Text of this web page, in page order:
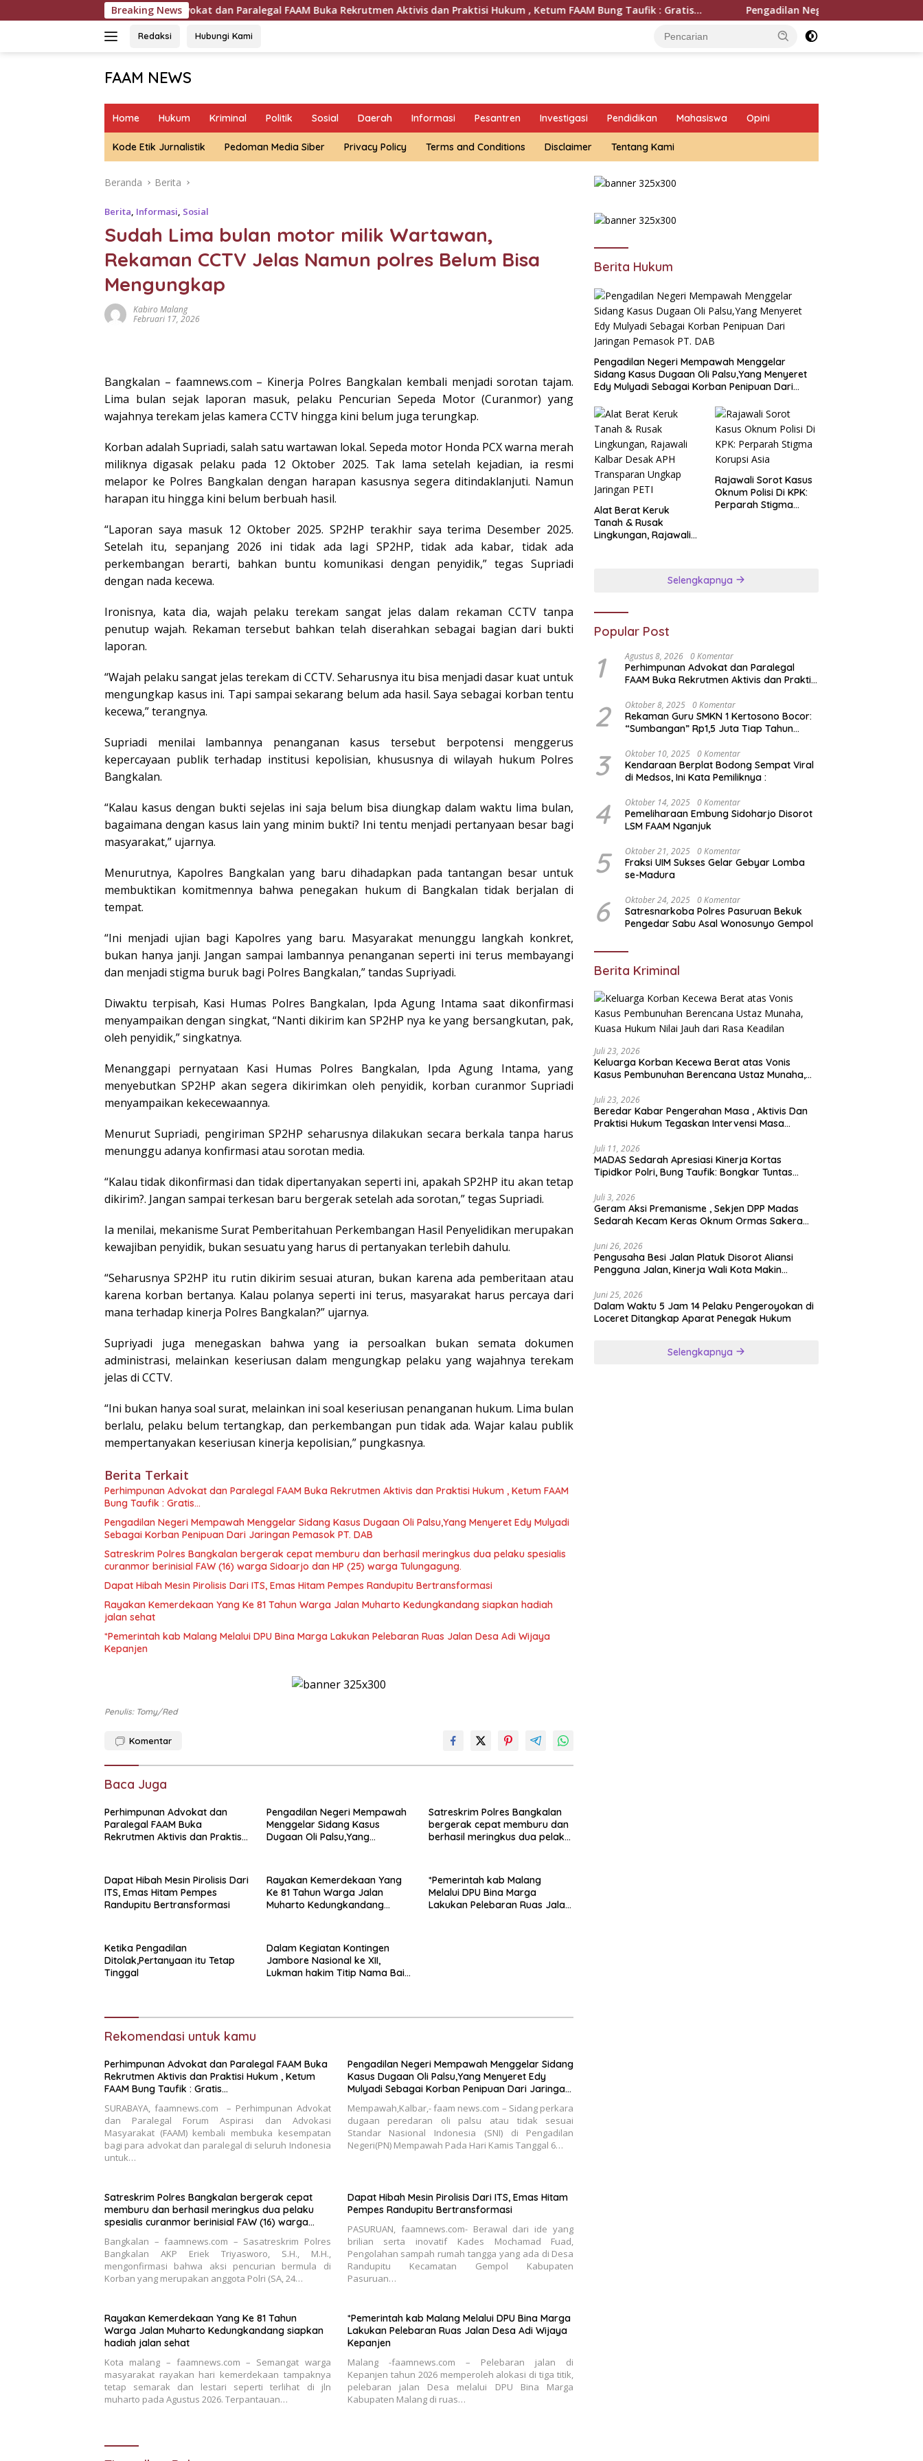
ke
Breaking News
Perhimpunan Advokat dan Paralegal FAAM Buka Rekrutmen Aktivis dan Praktisi Hukum , Ketum FAAM Bung Taufik : Gratis… Pengadilan Negeri Mempawah Menggelar Sidang
Redaksi Hubungi Kami
FAAM NEWS
Fakta,
Aspirasi
Home Hukum Kriminal Politik Sosial Daerah Informasi Pesantren Investigasi Pendidikan Mahasiswa Opini
Kode Etik Jurnalistik Pedoman Media Siber Privacy Policy Terms and Conditions Disclaimer Tentang Kami
Beranda Berita
Berita, Informasi, Sosial
Sudah Lima bulan motor milik Wartawan,
Rekaman CCTV Jelas Namun polres Belum Bisa
Mengungkap
Kabiro Malang
Februari 17, 2026
Bangkalan – faamnews.com – Kinerja Polres Bangkalan kembali menjadi sorotan tajam.
Lima bulan sejak laporan masuk, pelaku Pencurian Sepeda Motor (Curanmor) yang
wajahnya terekam jelas kamera CCTV hingga kini belum juga terungkap.
Korban adalah Supriadi, salah satu wartawan lokal. Sepeda motor Honda PCX warna merah
miliknya digasak pelaku pada 12 Oktober 2025. Tak lama setelah kejadian, ia resmi
melapor ke Polres Bangkalan dengan harapan kasusnya segera ditindaklanjuti. Namun
harapan itu hingga kini belum berbuah hasil.
“Laporan saya masuk 12 Oktober 2025. SP2HP terakhir saya terima Desember 2025.
Setelah itu, sepanjang 2026 ini tidak ada lagi SP2HP, tidak ada kabar, tidak ada
perkembangan berarti, bahkan buntu komunikasi dengan penyidik,” tegas Supriadi
dengan nada kecewa.
Ironisnya, kata dia, wajah pelaku terekam sangat jelas dalam rekaman CCTV tanpa
penutup wajah. Rekaman tersebut bahkan telah diserahkan sebagai bagian dari bukti
laporan.
“Wajah pelaku sangat jelas terekam di CCTV. Seharusnya itu bisa menjadi dasar kuat untuk
mengungkap kasus ini. Tapi sampai sekarang belum ada hasil. Saya sebagai korban tentu
kecewa,” terangnya.
Supriadi menilai lambannya penanganan kasus tersebut berpotensi menggerus
kepercayaan publik terhadap institusi kepolisian, khususnya di wilayah hukum Polres
Bangkalan.
“Kalau kasus dengan bukti sejelas ini saja belum bisa diungkap dalam waktu lima bulan,
bagaimana dengan kasus lain yang minim bukti? Ini tentu menjadi pertanyaan besar bagi
masyarakat,” ujarnya.
Menurutnya, Kapolres Bangkalan yang baru dihadapkan pada tantangan besar untuk
membuktikan komitmennya bahwa penegakan hukum di Bangkalan tidak berjalan di
tempat.
“Ini menjadi ujian bagi Kapolres yang baru. Masyarakat menunggu langkah konkret,
bukan hanya janji. Jangan sampai lambannya penanganan seperti ini terus membayangi
dan menjadi stigma buruk bagi Polres Bangkalan,” tandas Supriyadi.
Diwaktu terpisah, Kasi Humas Polres Bangkalan, Ipda Agung Intama saat dikonfirmasi
menyampaikan dengan singkat, “Nanti dikirim kan SP2HP nya ke yang bersangkutan, pak,
oleh penyidik,” singkatnya.
Menanggapi pernyataan Kasi Humas Polres Bangkalan, Ipda Agung Intama, yang
menyebutkan SP2HP akan segera dikirimkan oleh penyidik, korban curanmor Supriadi
menyampaikan kekecewaannya.
Menurut Supriadi, pengiriman SP2HP seharusnya dilakukan secara berkala tanpa harus
menunggu adanya konfirmasi atau sorotan media.
“Kalau tidak dikonfirmasi dan tidak dipertanyakan seperti ini, apakah SP2HP itu akan tetap
dikirim?. Jangan sampai terkesan baru bergerak setelah ada sorotan,” tegas Supriadi.
Ia menilai, mekanisme Surat Pemberitahuan Perkembangan Hasil Penyelidikan merupakan
kewajiban penyidik, bukan sesuatu yang harus di pertanyakan terlebih dahulu.
“Seharusnya SP2HP itu rutin dikirim sesuai aturan, bukan karena ada pemberitaan atau
karena korban bertanya. Kalau polanya seperti ini terus, masyarakat harus percaya dari
mana terhadap kinerja Polres Bangkalan?” ujarnya.
Supriyadi juga menegaskan bahwa yang ia persoalkan bukan semata dokumen
administrasi, melainkan keseriusan dalam mengungkap pelaku yang wajahnya terekam
jelas di CCTV.
“Ini bukan hanya soal surat, melainkan ini soal keseriusan penanganan hukum. Lima bulan
berlalu, pelaku belum tertangkap, dan perkembangan pun tidak ada. Wajar kalau publik
mempertanyakan keseriusan kinerja kepolisian,” pungkasnya.
Berita Terkait
Perhimpunan Advokat dan Paralegal FAAM Buka Rekrutmen Aktivis dan Praktisi Hukum , Ketum FAAM
Bung Taufik : Gratis…
Pengadilan Negeri Mempawah Menggelar Sidang Kasus Dugaan Oli Palsu,Yang Menyeret Edy Mulyadi
Sebagai Korban Penipuan Dari Jaringan Pemasok PT. DAB
Satreskrim Polres Bangkalan bergerak cepat memburu dan berhasil meringkus dua pelaku spesialis
curanmor berinisial FAW (16) warga Sidoarjo dan HP (25) warga Tulungagung.
Dapat Hibah Mesin Pirolisis Dari ITS, Emas Hitam Pempes Randupitu Bertransformasi
Rayakan Kemerdekaan Yang Ke 81 Tahun Warga Jalan Muharto Kedungkandang siapkan hadiah
jalan sehat
*Pemerintah kab Malang Melalui DPU Bina Marga Lakukan Pelebaran Ruas Jalan Desa Adi Wijaya
Kepanjen
Penulis: Tomy/red
Komentar
Baca Juga
Perhimpunan Advokat dan
Paralegal FAAM Buka
Rekrutmen Aktivis dan Praktisi
Pengadilan Negeri Mempawah
Menggelar Sidang Kasus
Dugaan Oli Palsu,Yang
Pemasok PT. DAB
Satreskrim Polres Bangkalan
bergerak cepat memburu dan
berhasil meringkus dua pelaku
HP (25) warga Tulungagung.
Dapat Hibah Mesin Pirolisis Dari
ITS, Emas Hitam Pempes
Randupitu Bertransformasi
Rayakan Kemerdekaan Yang
Ke 81 Tahun Warga Jalan
Muharto Kedungkandang
*Pemerintah kab Malang
Melalui DPU Bina Marga
Lakukan Pelebaran Ruas Jalan
Ketika Pengadilan
Ditolak,Pertanyaan itu Tetap
Tinggal
Dalam Kegiatan Kontingen
Jambore Nasional ke XII,
Lukman hakim Titip Nama Baik
Rekomendasi untuk kamu
Perhimpunan Advokat dan Paralegal FAAM Buka
Rekrutmen Aktivis dan Praktisi Hukum , Ketum
FAAM Bung Taufik : Gratis…
SURABAYA, faamnews.com – Perhimpunan Advokat
dan Paralegal Forum Aspirasi dan Advokasi
Masyarakat (FAAM) kembali membuka kesempatan
bagi para advokat dan paralegal di seluruh Indonesia
untuk…
Pengadilan Negeri Mempawah Menggelar Sidang
Kasus Dugaan Oli Palsu,Yang Menyeret Edy
Mulyadi Sebagai Korban Penipuan Dari Jaringan
Mempawah,Kalbar,- faam news.com – Sidang perkara
dugaan peredaran oli palsu atau tidak sesuai
Standar Nasional Indonesia (SNI) di Pengadilan
Negeri(PN) Mempawah Pada Hari Kamis Tanggal 6…
Satreskrim Polres Bangkalan bergerak cepat
memburu dan berhasil meringkus dua pelaku
spesialis curanmor berinisial FAW (16) warga
Bangkalan – faamnews.com – Sasatreskrim Polres
Bangkalan AKP Eriek Triyasworo, S.H., M.H.,
mengonfirmasi bahwa aksi pencurian bermula di
Korban yang merupakan anggota Polri (SA, 24…
Dapat Hibah Mesin Pirolisis Dari ITS, Emas Hitam
Pempes Randupitu Bertransformasi
PASURUAN, faamnews.com- Berawal dari ide yang
brilian serta inovatif Kades Mochamad Fuad,
Pengolahan sampah rumah tangga yang ada di Desa
Randupitu Kecamatan Gempol Kabupaten
Pasuruan…
Rayakan Kemerdekaan Yang Ke 81 Tahun
Warga Jalan Muharto Kedungkandang siapkan
hadiah jalan sehat
Kota malang – faamnews.com – Semangat warga
masyarakat rayakan hari kemerdekaan tampaknya
tetap semarak dan lestari seperti terlihat di jln
muharto pada Agustus 2026. Terpantauan…
*Pemerintah kab Malang Melalui DPU Bina Marga
Lakukan Pelebaran Ruas Jalan Desa Adi Wijaya
Kepanjen
Malang -faamnews.com – Pelebaran jalan di
Kepanjen tahun 2026 memperoleh alokasi di tiga titik,
pelebaran jalan Desa melalui DPU Bina Marga
Kabupaten Malang di ruas…
Berita Hukum
Pengadilan Negeri Mempawah Menggelar
Sidang Kasus Dugaan Oli Palsu,Yang Menyeret
Edy Mulyadi Sebagai Korban Penipuan Dari
Alat Berat Keruk
Tanah & Rusak
Lingkungan, Rajawali
Rajawali Sorot Kasus
Oknum Polisi Di KPK:
Perparah Stigma
Selengkapnya
Popular Post
1 Agustus 8, 2026 0 Komentar
Perhimpunan Advokat dan Paralegal
FAAM Buka Rekrutmen Aktivis dan Praktisi
Gratis…
2 Oktober 8, 2025 0 Komentar
Rekaman Guru SMKN 1 Kertosono Bocor:
“Sumbangan” Rp1,5 Juta Tiap Tahun
Pungli di Jatim Dipertanyakan
3 Oktober 10, 2025 0 Komentar
Kendaraan Berplat Bodong Sempat Viral
di Medsos, Ini Kata Pemiliknya :
4 Oktober 14, 2025 0 Komentar
Pemeliharaan Embung Sidoharjo Disorot
LSM FAAM Nganjuk
5 Oktober 21, 2025 0 Komentar
Fraksi UIM Sukses Gelar Gebyar Lomba
se-Madura
6 Oktober 24, 2025 0 Komentar
Satresnarkoba Polres Pasuruan Bekuk
Pengedar Sabu Asal Wonosunyo Gempol
Berita Kriminal
Juli 23, 2026
Keluarga Korban Kecewa Berat atas Vonis
Kasus Pembunuhan Berencana Ustaz Munaha,
Juli 23, 2026
Beredar Kabar Pengerahan Masa , Aktivis Dan
Praktisi Hukum Tegaskan Intervensi Masa
Juli 11, 2026
MADAS Sedarah Apresiasi Kinerja Kortas
Tipidkor Polri, Bung Taufik: Bongkar Tuntas
akarnya
Juli 3, 2026
Geram Aksi Premanisme , Sekjen DPP Madas
Sedarah Kecam Keras Oknum Ormas Sakera
Juni 26, 2026
Pengusaha Besi Jalan Platuk Disorot Aliansi
Pengguna Jalan, Kinerja Wali Kota Makin
Juni 25, 2026
Dalam Waktu 5 Jam 14 Pelaku Pengeroyokan di
Loceret Ditangkap Aparat Penegak Hukum
Selengkapnya